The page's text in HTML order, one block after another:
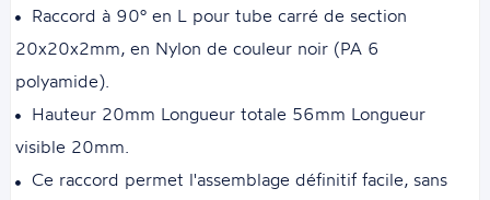
Raccord à 90° en L pour tube carré de section
20x20x2mm, en Nylon de couleur noir (PA 6
polyamide).
Hauteur 20mm Longueur totale 56mm Longueur
visible 20mm.
Ce raccord permet l'assemblage définitif facile, sans